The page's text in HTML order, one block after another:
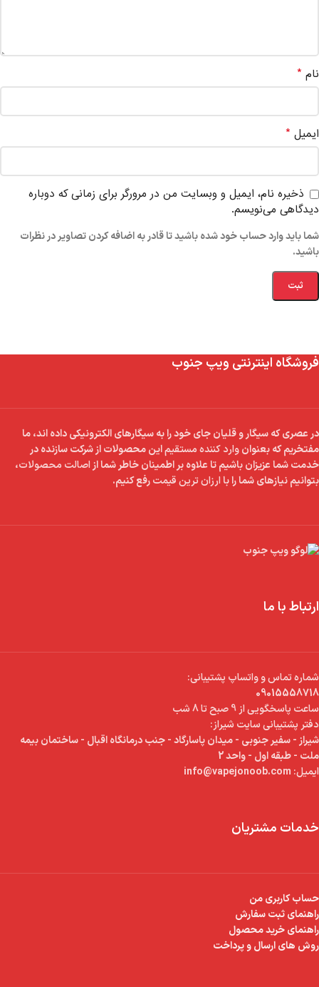
نام *
ایمیل *
ذخیره نام، ایمیل و وبسایت من در مرورگر برای زمانی که دوباره
دیدگاهی می‌نویسم.
شما باید وارد حساب خود شده باشید تا قادر به اضافه کردن تصاویر در نظرات
باشید.
فروشگاه اینترنتی ویپ جنوب
در عصری که سیگار و قلیان جای خود را به سیگارهای الکترونیکی داده اند، ما
مفتخریم که بعنوانوارد کننده مستقیماین محصولات از شرکت سازنده در
خدمت شما عزیزان باشیم تا علاوه بر اطمینان خاطر شما از اصالت محصولات،
بتوانیم نیازهای شما را باارزان ترین قیمترفع کنیم.
ارتباط با ما
شماره تماس و واتساپ پشتیبانی:
09015558718
ساعت پاسخگویی از 9 صبح تا 8 شب
دفتر پشتیبانی سایت شیراز:
شیراز - سفیر جنوبی - میدان پاسارگاد - جنب درمانگاه اقبال - ساختمان بیمه
ملت - طبقه اول - واحد 2
ایمیل:
خدمات مشتریان
حساب کاربری من
راهنمای ثبت سفارش
راهنمای خرید محصول
روش های ارسال و پرداخت